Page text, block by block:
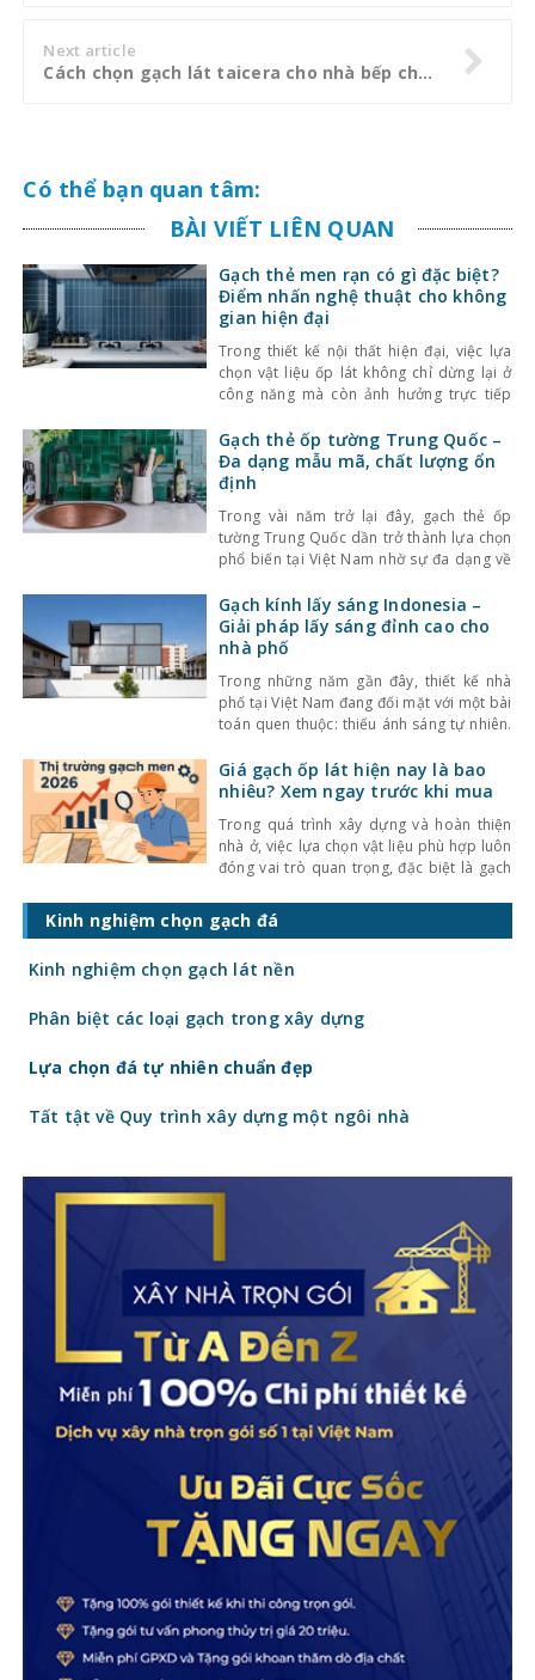
Next article
Cách chọn gạch lát taicera cho nhà bếp chuẩn đẹp
Có thể bạn quan tâm:
BÀI VIẾT LIÊN QUAN
Gạch thẻ men rạn có gì đặc biệt?
Điểm nhấn nghệ thuật cho không
gian hiện đại
Trong thiết kế nội thất hiện đại, việc lựa
chọn vật liệu ốp lát không chỉ dừng lại ở
công năng mà còn ảnh hưởng trực tiếp
Một trong những lựa chọn nổi bật gần đây
là gạch thẻ men rạn – dòng gạch ốp lát
Gạch thẻ ốp tường Trung Quốc –
Đa dạng mẫu mã, chất lượng ổn
định
Trong vài năm trở lại đây, gạch thẻ ốp
tường Trung Quốc dần trở thành lựa chọn
phổ biến tại Việt Nam nhờ sự đa dạng về
Bên cạnh đó, chất lượng sản phẩm cũng
không ngừng được cải thiện, đáp ứng tốt
nhu cầu sử
Gạch kính lấy sáng Indonesia –
Giải pháp lấy sáng đỉnh cao cho
nhà phố
Trong những năm gần đây, thiết kế nhà
phố tại Việt Nam đang đối mặt với một bài
toán quen thuộc: thiếu ánh sáng tự nhiên.
che chắn bởi các công trình xung quanh,
khiến không gian trở nên bí bách và phụ
Giá gạch ốp lát hiện nay là bao
nhiêu? Xem ngay trước khi mua
Trong quá trình xây dựng và hoàn thiện
nhà ở, việc lựa chọn vật liệu phù hợp luôn
đóng vai trò quan trọng, đặc biệt là gạch
giá gạch ốp lát hiện nay còn quyết định
trực tiếp đến tổng chi phí công trình. Vậy
Kinh nghiệm chọn gạch đá
Kinh nghiệm chọn gạch lát nền
Phân biệt các loại gạch trong xây dựng
Lựa chọn đá tự nhiên chuẩn đẹp
Tất tật về Quy trình xây dựng một ngôi nhà